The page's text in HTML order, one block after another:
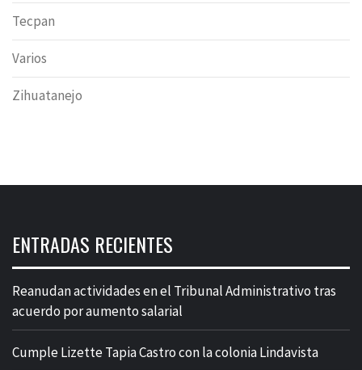
Tecpan
Varios
Zihuatanejo
ENTRADAS RECIENTES
Reanudan actividades en el Tribunal Administrativo tras
acuerdo por aumento salarial
Cumple Lizette Tapia Castro con la colonia Lindavista